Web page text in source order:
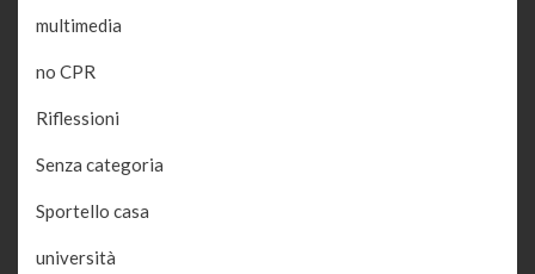
multimedia
no CPR
Riflessioni
Senza categoria
Sportello casa
università